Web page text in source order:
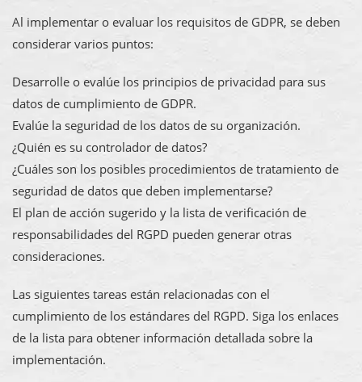
Al implementar o evaluar los requisitos de GDPR, se deben
considerar varios puntos:
Desarrolle o evalúe los principios de privacidad para sus
datos de cumplimiento de GDPR.
Evalúe la seguridad de los datos de su organización.
¿Quién es su controlador de datos?
¿Cuáles son los posibles procedimientos de tratamiento de
seguridad de datos que deben implementarse?
El plan de acción sugerido y la lista de verificación de
responsabilidades del RGPD pueden generar otras
consideraciones.
Las siguientes tareas están relacionadas con el
cumplimiento de los estándares del RGPD. Siga los enlaces
de la lista para obtener información detallada sobre la
implementación.